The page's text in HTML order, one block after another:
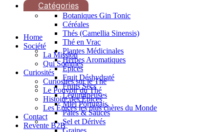
Catégories
Botaniques Gin Tonic
Céréales
Thés (Camellia Sinensis)
Thé en Vrac
Plantes Médicinales
Herbes Aromatiques
Épices
Fruit Déshydraté
Fruits Secs
Légumineuses
Miel Portugais
Pâtes & Sauces
Sel et Dérivés
Graines
Home
Société
La Mission
Qui Sommes
Curiosités
Curiosités sur le Thé
Le Pouvoir du Thé
Histoire des Épices
Les Épices les plus chères du Monde
Contact
Revente B2B